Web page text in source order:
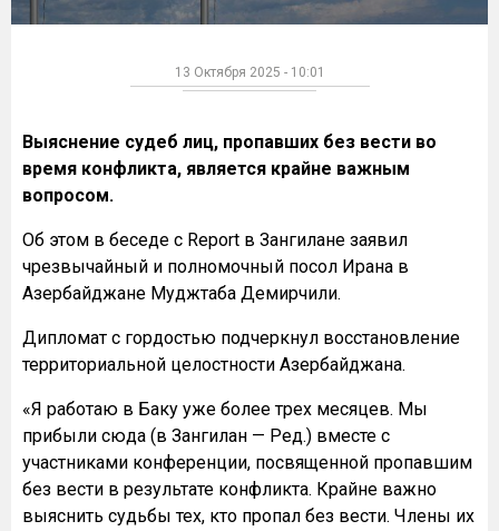
13 Октября 2025 - 10:01
Выяснение судеб лиц, пропавших без вести во
время конфликта, является крайне важным
вопросом.
Об этом в беседе с Report в Зангилане заявил
чрезвычайный и полномочный посол Ирана в
Азербайджане Муджтаба Демирчили.
Дипломат с гордостью подчеркнул восстановление
территориальной целостности Азербайджана.
«Я работаю в Баку уже более трех месяцев. Мы
прибыли сюда (в Зангилан — Ред.) вместе с
участниками конференции, посвященной пропавшим
без вести в результате конфликта. Крайне важно
выяснить судьбы тех, кто пропал без вести. Члены их